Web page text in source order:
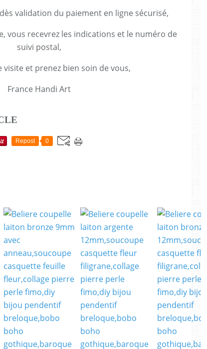
validation du paiement en ligne sécurisé,
vous recevrez les indications et le numéro de
suivi postal,
visite et prenez bien soin de vous,
France Handi Art
Repost 0